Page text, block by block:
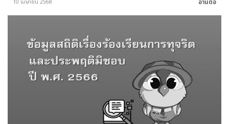
10 เมษายน 2568 อ่านต่อ